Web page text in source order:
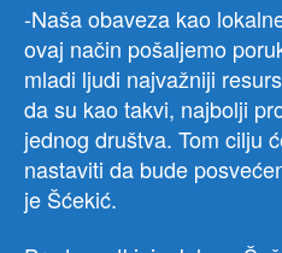
-Naša obaveza kao
ovaj način pošaljemo
mladi ljudi najvažniji
da su kao takvi, najbolji
jednog društva. Tom cilju
nastaviti da bude
je Šćekić.